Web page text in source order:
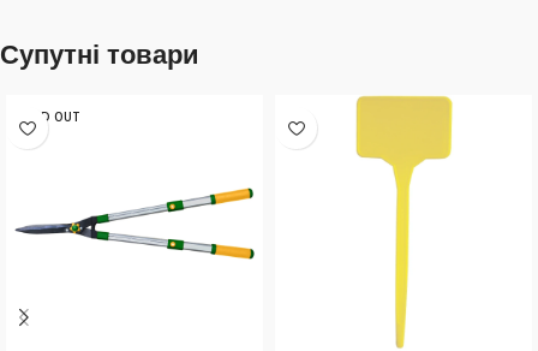
Супутні товари
SOLD OUT